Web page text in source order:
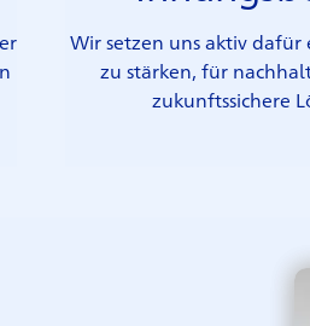
Wir setzen uns aktiv dafür
zu stärken, für
zukunftssichere